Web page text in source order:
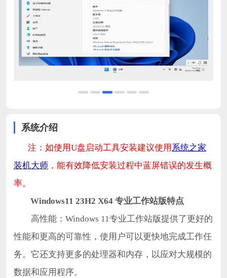
系统介绍
注：如使用U盘启动工具安装建议使用 系统之家
装机大师 ，能有效降低安装过程中蓝屏错误的发生概
率。
Windows11 23H2 X64 专业工作站版特点
高性能：Windows 11专业工作站版提供了更好的
性能和更高的可靠性，使用户可以更快地完成工作任
务。它还支持更多的处理器和内存，以应对大规模的
数据和应用程序。